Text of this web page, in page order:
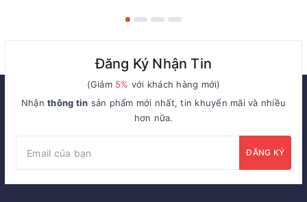
Đăng Ký Nhận Tin
(Giảm 5% với khách hàng mới)
Nhậnthông tin sản phẩm mới nhất, tin khuyến mãi và nhiều
hơn nữa.
ĐĂNG KÝ